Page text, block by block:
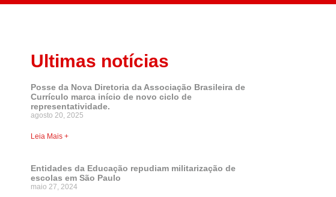
Ultimas notícias
Posse da Nova Diretoria da Associação Brasileira de
Currículo marca início de novo ciclo de
representatividade.
agosto 20, 2025
Leia Mais +
Entidades da Educação repudiam militarização de
escolas em São Paulo
maio 27, 2024